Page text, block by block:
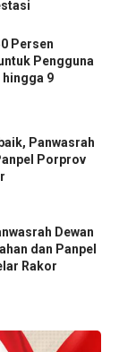
Persen
Pengguna
9
Panwasrah
Porprov
Dewan
dan Panpel
Rakor